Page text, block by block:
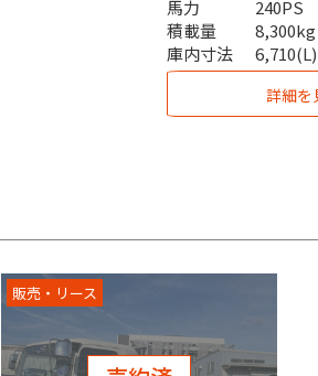
馬力
積載量
庫内寸法
240PS
8,300kg
詳細を
販売・リース